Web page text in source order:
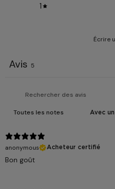
1
Écrire
Avis 5
Avec
anonymous
Acheteur certifié
Bon goût